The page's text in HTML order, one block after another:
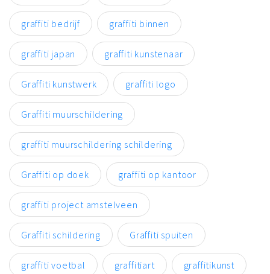
graffiti bedrijf graffiti binnen
graffiti japan graffiti kunstenaar
Graffiti kunstwerk graffiti logo
Graffiti muurschildering
graffiti muurschildering schildering
Graffiti op doek graffiti op kantoor
graffiti project amstelveen
Graffiti schildering Graffiti spuiten
graffiti voetbal graffitiart graffitikunst